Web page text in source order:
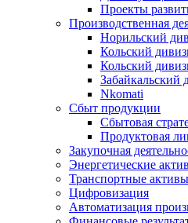
Проекты
Производственная
Норильский
Кольский
Кольский
Забайкальский
Nkomati
Сбыт продукции
Сбытовая
Продуктовая
Закупочная
Энергетические
Транспортные активы
Цифровизация
Автоматизация